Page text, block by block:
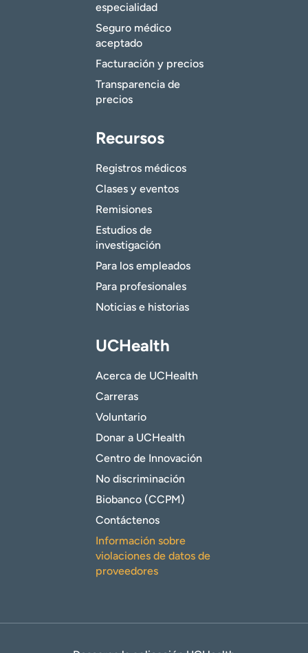
especialidad
Seguro médico
aceptado
Facturación y precios
Transparencia de
precios
Recursos
Registros médicos
Clases y eventos
Remisiones
Estudios de
investigación
Para los empleados
Para profesionales
Noticias e historias
UCHealth
Acerca de UCHealth
Carreras
Voluntario
Donar a UCHealth
Centro de Innovación
No discriminación
Biobanco (CCPM)
Contáctenos
Información sobre
violaciones de datos de
proveedores